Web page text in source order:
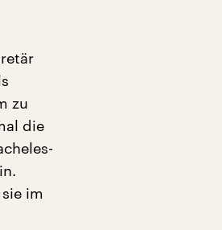
zu
die
im